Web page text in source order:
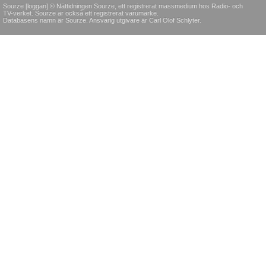
Sourze [loggan] © Nättidningen Sourze, ett registrerat massmedium hos Radio- och
TV-verket. Sourze är också ett registrerat varumärke.
Databasens namn är Sourze. Ansvarig utgivare är Carl Olof Schlyter.